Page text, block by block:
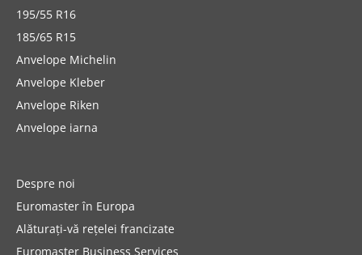
195/55 R16
185/65 R15
Anvelope Michelin
Anvelope Kleber
Anvelope Riken
Anvelope iarna
Despre noi
Euromaster în Europa
Alăturați-vă rețelei francizate
Euromaster Business Services